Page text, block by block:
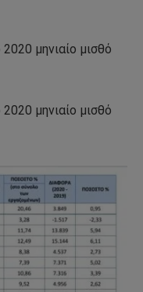
μηνιαίο μισθό
μηνιαίο μισθό